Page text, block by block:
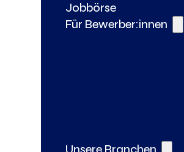
Jobbörse
Für Bewerber:innen